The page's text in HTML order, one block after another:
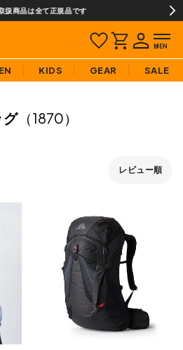
扱商品は全て正規品です
KIDS GEAR SALE
グ（1870）
レビュー順